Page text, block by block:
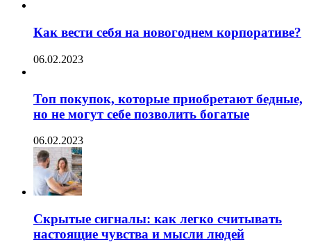
Как вести себя на новогоднем корпоративе?
06.02.2023
Топ покупок, которые приобретают бедные,
но не могут себе позволить богатые
06.02.2023
Скрытые сигналы: как легко считывать
настоящие чувства и мысли людей